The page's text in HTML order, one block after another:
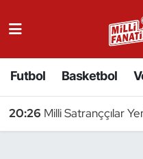
Futbol Basketbol
20:26 Milli Satranççılar Yeni
Badminton